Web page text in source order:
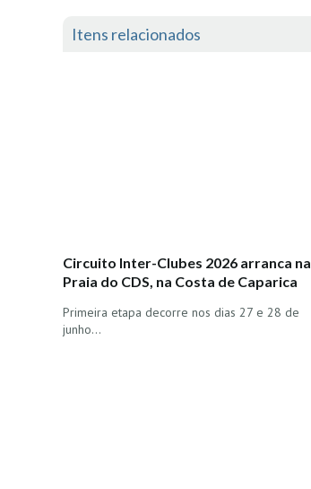
Itens relacionados
Circuito Inter-Clubes 2026 arranca na
Praia do CDS, na Costa de Caparica
Primeira etapa decorre nos dias 27 e 28 de
junho…